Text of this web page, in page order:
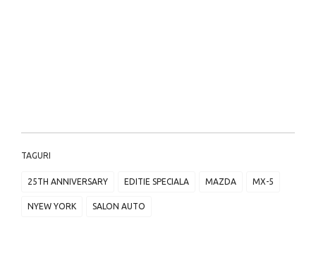
TAGURI
25TH ANNIVERSARY EDITIE SPECIALA MAZDA MX-5
NYEW YORK SALON AUTO